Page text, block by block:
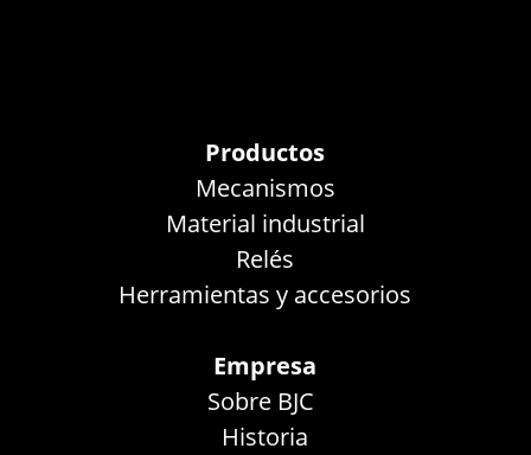
Productos
Mecanismos
Material industrial
Relés
Herramientas y accesorios
Empresa
Sobre BJC
Historia